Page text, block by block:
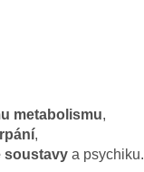
metabolismu,
,
soustavy a psychiku.